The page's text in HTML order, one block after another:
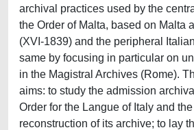
archival practices used by the
the Order of Malta, based on Malta
(XVI-1839) and the peripheral
same by focusing in particular on
in the Magistral Archives (Rome).
aims: to study the admission
Order for the Langue of Italy and the
reconstruction of its archive; to lay